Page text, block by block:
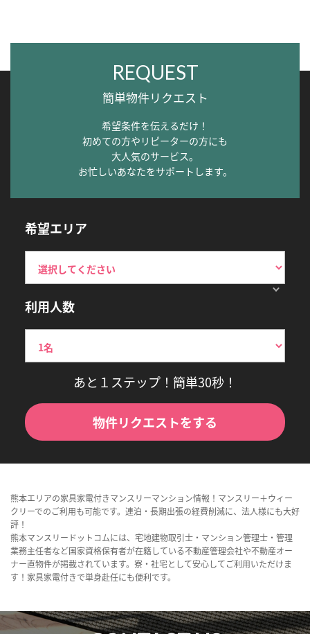
REQUEST
簡単物件リクエスト
希望条件を伝えるだけ！
初めての方やリピーターの方にも
大人気のサービス。
お忙しいあなたをサポートします。
希望エリア
利用人数
あと１ステップ！簡単30秒！
物件リクエストをする
熊本エリアの家具家電付きマンスリーマンション情報！マンスリー＋ウィー
クリーでのご利用も可能です。連泊・長期出張の経費削減に、法人様にも大好
評！
熊本マンスリードットコムには、宅地建物取引士・マンション管理士・管理
業務主任者など国家資格保有者が在籍している不動産管理会社や不動産オー
ナー直物件が掲載されています。寮・社宅として安心してご利用いただけま
す！家具家電付きで単身赴任にも便利です。